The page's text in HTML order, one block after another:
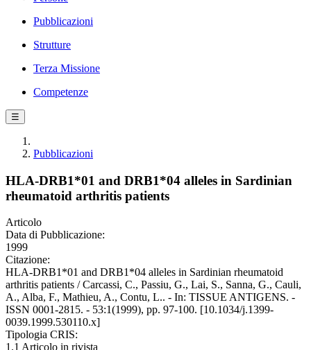
Pubblicazioni
Strutture
Terza Missione
Competenze
☰
Pubblicazioni
HLA-DRB1*01 and DRB1*04 alleles in Sardinian
rheumatoid arthritis patients
Articolo
Data di Pubblicazione:
1999
Citazione:
HLA-DRB1*01 and DRB1*04 alleles in Sardinian rheumatoid
arthritis patients / Carcassi, C., Passiu, G., Lai, S., Sanna, G., Cauli,
A., Alba, F., Mathieu, A., Contu, L.. - In: TISSUE ANTIGENS. -
ISSN 0001-2815. - 53:1(1999), pp. 97-100. [10.1034/j.1399-
0039.1999.530110.x]
Tipologia CRIS:
1.1 Articolo in rivista